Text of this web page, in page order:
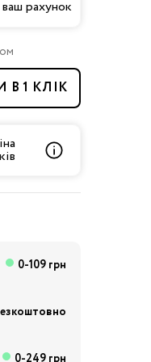
рахунок
1 КЛІК
0-109 грн
0-249 грн